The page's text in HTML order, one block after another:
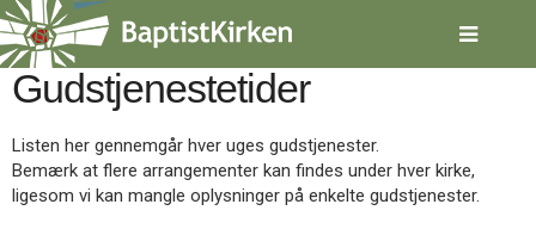
Spring
menu
over
og
indhold
Vend
tilbage
Gudstjenestetider
Listen her gennemgår hver uges gudstjenester.
Bemærk at flere arrangementer kan findes under hver kirke,
ligesom vi kan mangle oplysninger på enkelte gudstjenester.